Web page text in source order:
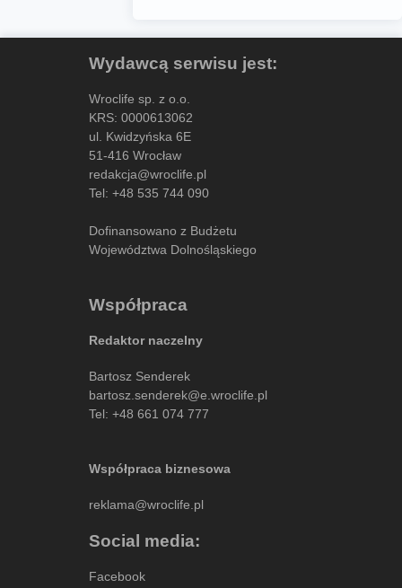
Wydawcą serwisu jest:
Wroclife sp. z o.o.
KRS: 0000613062
ul. Kwidzyńska 6E
51-416 Wrocław
redakcja@wroclife.pl
Tel: +48 535 744 090
Dofinansowano z Budżetu
Województwa Dolnośląskiego
Współpraca
Redaktor naczelny
Bartosz Senderek
bartosz.senderek@e.wroclife.pl
Tel: +48 661 074 777
Współpraca biznesowa
reklama@wroclife.pl
Social media:
Facebook